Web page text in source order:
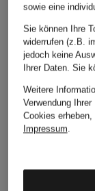
LACOSTE
Piqué-Poloshirt
CHF 169
sowie eine
Sie können Ihre
widerrufen (z.B.
jedoch keine
Ihrer Daten. Sie
Weitere
Verwendung
Cookies
Impressum.